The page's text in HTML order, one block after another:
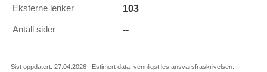
Eksterne lenker 103
Antall sider --
Sist oppdatert: 27.04.2026 . Estimert data, vennligst les ansvarsfraskrivelsen.